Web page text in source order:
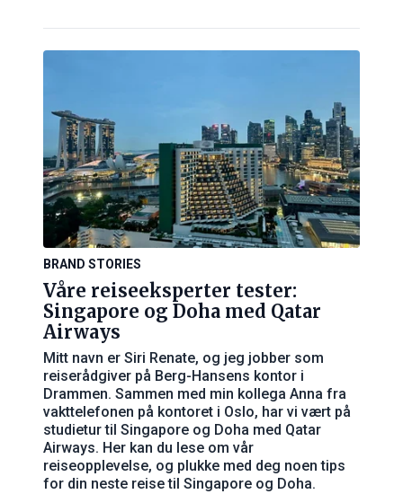
BRAND STORIES
Våre reiseeksperter tester:
Singapore og Doha med Qatar
Airways
Mitt navn er Siri Renate, og jeg jobber som
reiserådgiver på Berg-Hansens kontor i
Drammen. Sammen med min kollega Anna fra
vakttelefonen på kontoret i Oslo, har vi vært på
studietur til Singapore og Doha med Qatar
Airways. Her kan du lese om vår
reiseopplevelse, og plukke med deg noen tips
for din neste reise til Singapore og Doha.